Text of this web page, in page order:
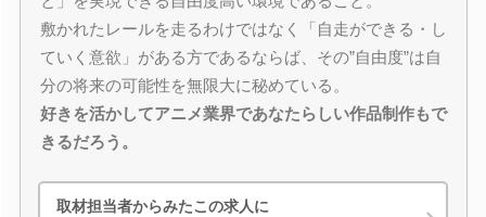
敷かれたレールを走るわけではなく「自走ができる・し
ていく意欲」がある方であるならば、その”自由度”は自
分の将来の可能性を無限大に秘めている。
好きを活かしてアニメ業界であなたらしい作品制作もで
きるだろう。
取材担当者からみたこの求人に